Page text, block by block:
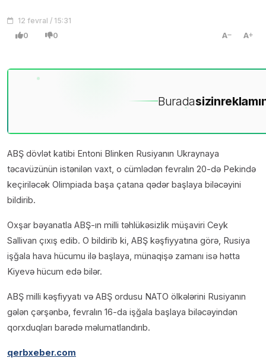
12 fevral / 15:31
0 0 A A
Buradasizin
ABŞ dövlət katibi Entoni Blinken Rusiyanın Ukraynaya
təcavüzünün istənilən vaxt, o cümlədən fevralın 20-də Pekində
keçiriləcək Olimpiada başa çatana qədər başlaya biləcəyini
bildirib.
Oxşar bəyanatla ABŞ-ın milli təhlükəsizlik müşaviri Ceyk
Sallivan çıxış edib. O bildirib ki, ABŞ kəşfiyyatına görə, Rusiya
işğala hava hücumu ilə başlaya, münaqişə zamanı isə hətta
Kiyevə hücum edə bilər.
ABŞ milli kəşfiyyatı və ABŞ ordusu NATO ölkələrini Rusiyanın
gələn çərşənbə, fevralın 16-da işğala başlaya biləcəyindən
qorxduqları barədə məlumatlandırıb.
qerbxeber.com